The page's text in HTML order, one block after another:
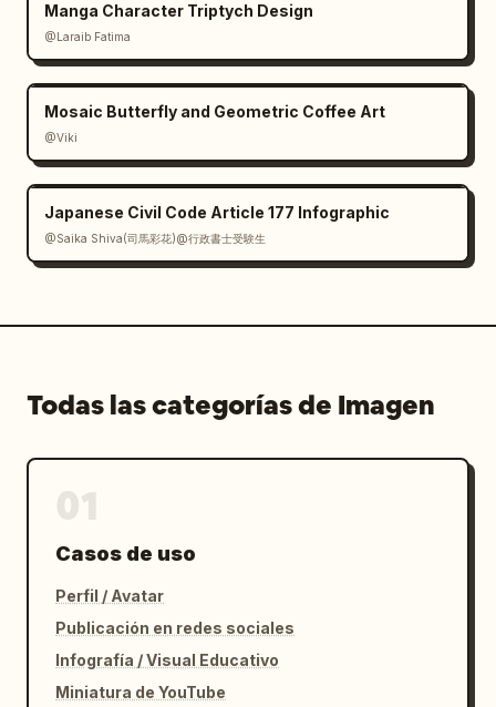
Manga Character Triptych Design
@Laraib Fatima‎
Mosaic Butterfly and Geometric Coffee Art
@Viki
Japanese Civil Code Article 177 Infographic
@Saika Shiva(司馬彩花)@行政書士受験生
Todas las categorías de Imagen
Casos de uso
Perfil / Avatar
Publicación en redes sociales
Infografía / Visual Educativo
Miniatura de YouTube